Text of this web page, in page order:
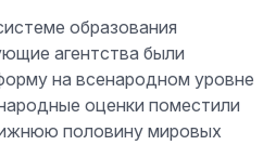
образования
агентства были
на всенародном уровне
оценки поместили
половину мировых